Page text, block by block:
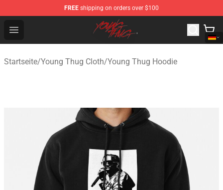
FREE shipping on orders over $100
Open menu
Young Thug Shop - Official Young Thug Merchandise
Startseite/Young Thug Cloth/Young Thug Hoodie